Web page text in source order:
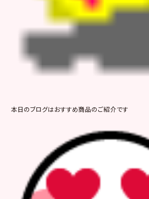
本日のブログはおすすめ商品のご紹介です